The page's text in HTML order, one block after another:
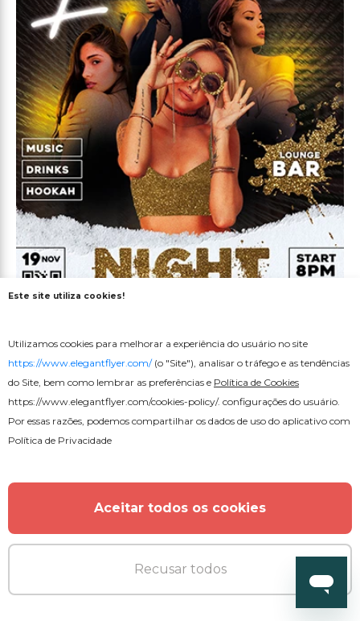
Folheto Noite das Mulheres
Este site utiliza cookies!
Utilizamos cookies para melhorar a experiência do usuário no site
https://www.elegantflyer.com/(o "Site"), analisar o tráfego e as tendências
do Site, bem como lembrar as preferências e Política de Cookies
https://www.elegantflyer.com/cookies-policy/. configurações do usuário.
Por essas razões, podemos compartilhar os dados de uso do aplicativo com
Política de Privacidade
Aceitar todos os cookies
Recusar todos